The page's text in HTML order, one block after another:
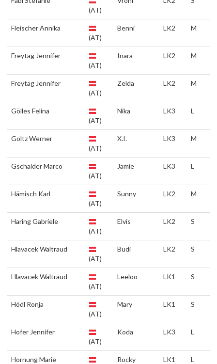
(AT)
Fleischer Annika
(AT)
Benni LK2 M
Freytag Jennifer
(AT)
Inara LK2 M
Freytag Jennifer
(AT)
Zelda LK2 M
Gölles Felina
(AT)
Nika LK3 L
Goltz Werner
(AT)
X.I. LK3 M
Gschaider Marco
(AT)
Jamie LK3 L
Hämisch Karl
(AT)
Sunny LK2 M
Haring Gabriele
(AT)
Elvis LK2 S
Hlavacek Waltraud
(AT)
Budi LK2 S
Hlavacek Waltraud
(AT)
Leeloo LK1 S
Hödl Ronja
(AT)
Mary LK1 S
Hofer Jennifer
(AT)
Koda LK3 L
Hornung Marie
Rocky LK1 L